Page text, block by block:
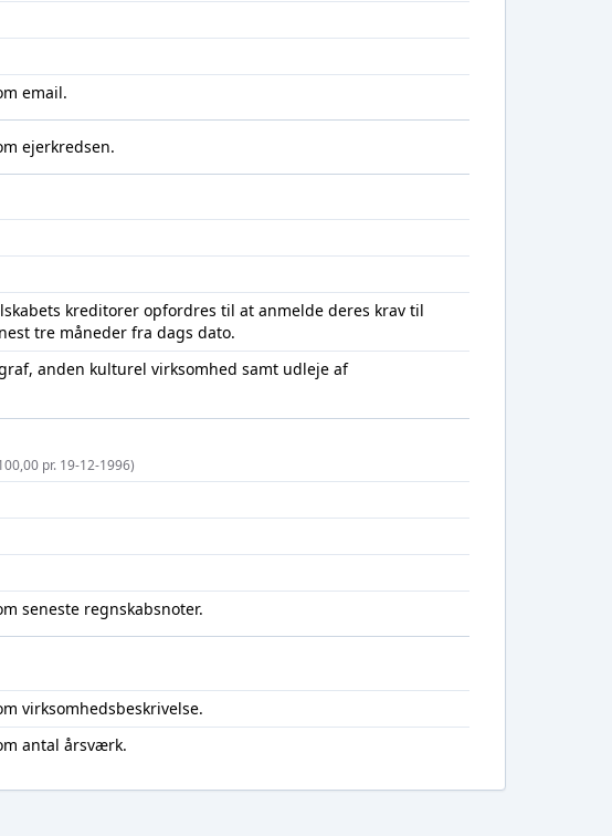
email.
ejerkredsen.
kreditorer opfordres til at anmelde deres krav til
tre måneder fra dags dato.
anden kulturel virksomhed samt udleje af
pr. 19-12-1996)
seneste regnskabsnoter.
virksomhedsbeskrivelse.
antal årsværk.